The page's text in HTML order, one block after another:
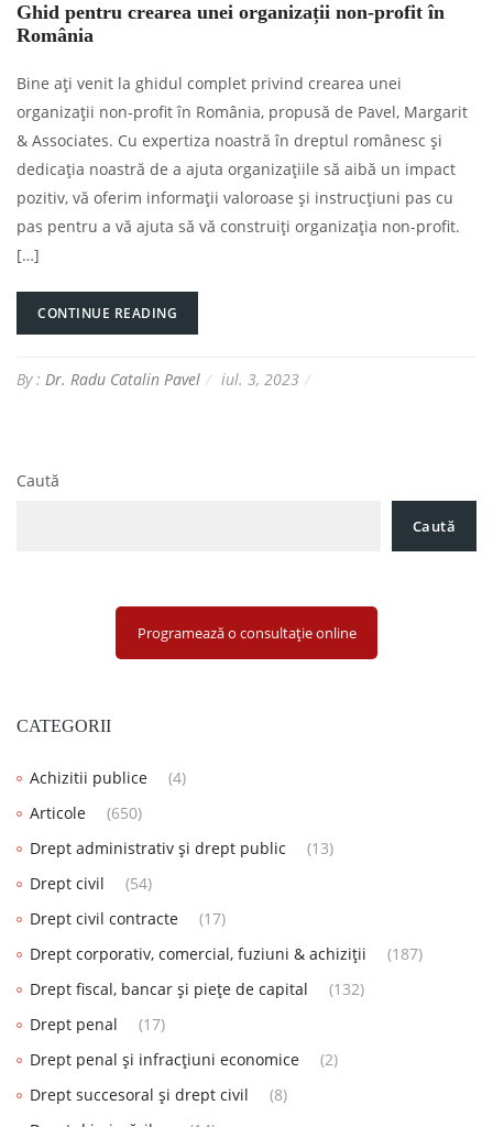
Ghid pentru crearea unei organizații non-profit în
România
Bine ați venit la ghidul complet privind crearea unei
organizații non-profit în România, propusă de Pavel, Margarit
& Associates. Cu expertiza noastră în dreptul românesc și
dedicația noastră de a ajuta organizațiile să aibă un impact
pozitiv, vă oferim informații valoroase și instrucțiuni pas cu
pas pentru a vă ajuta să vă construiți organizația non-profit.
[…]
CONTINUE READING
By : Dr. Radu Catalin Pavel iul. 3, 2023
Caută
Caută
Programează o consultație online
CATEGORII
Achizitii publice
(4)
Articole
(650)
Drept administrativ și drept public
(13)
Drept civil
(54)
Drept civil contracte
(17)
Drept corporativ, comercial, fuziuni & achiziții
(187)
Drept fiscal, bancar și piețe de capital
(132)
Drept penal
(17)
Drept penal și infracțiuni economice
(2)
Drept succesoral și drept civil
(8)